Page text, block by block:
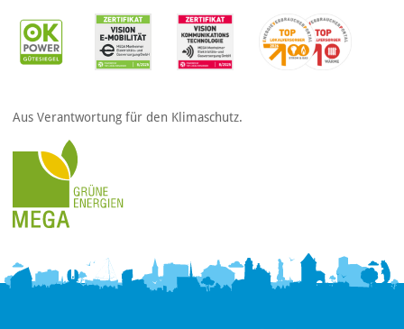
Aus Verantwortung für den Klimaschutz.